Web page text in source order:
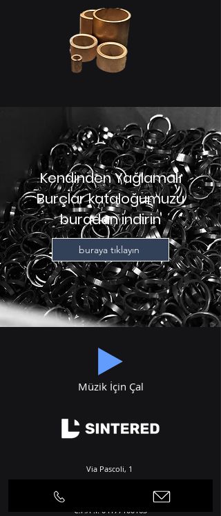
Kendinden Yağlamalı
Burçlar kataloğumuzu
buradan indirin
buraya tıklayın
Müzik İçin Çal
Via Pascoli, 1
24050 Cortenuova (BG), Italy
C.F./P.I. 04177100163